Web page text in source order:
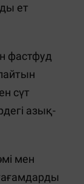
ет
фастфуд
сүт
азық-
мен